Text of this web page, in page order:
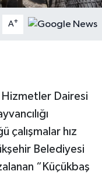
A+
Hizmetler Dairesi
çalışmalar hız
Belediyesi
“Küçükbaş